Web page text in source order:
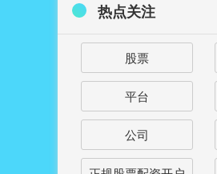
热点关注
股票
平台
公司